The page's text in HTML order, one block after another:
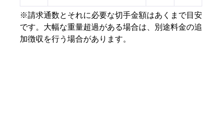
※請求通数とそれに必要な切手金額はあくまで目安
です。大幅な重量超過がある場合は、別途料金の追
加徴収を行う場合があります。